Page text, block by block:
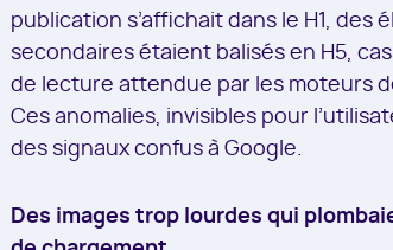
publication s’affichait dans le H1, des
secondaires étaient balisés en H5,
de lecture attendue par les moteurs
Ces anomalies, invisibles pour
des signaux confus à Google.
Des images trop lourdes qui